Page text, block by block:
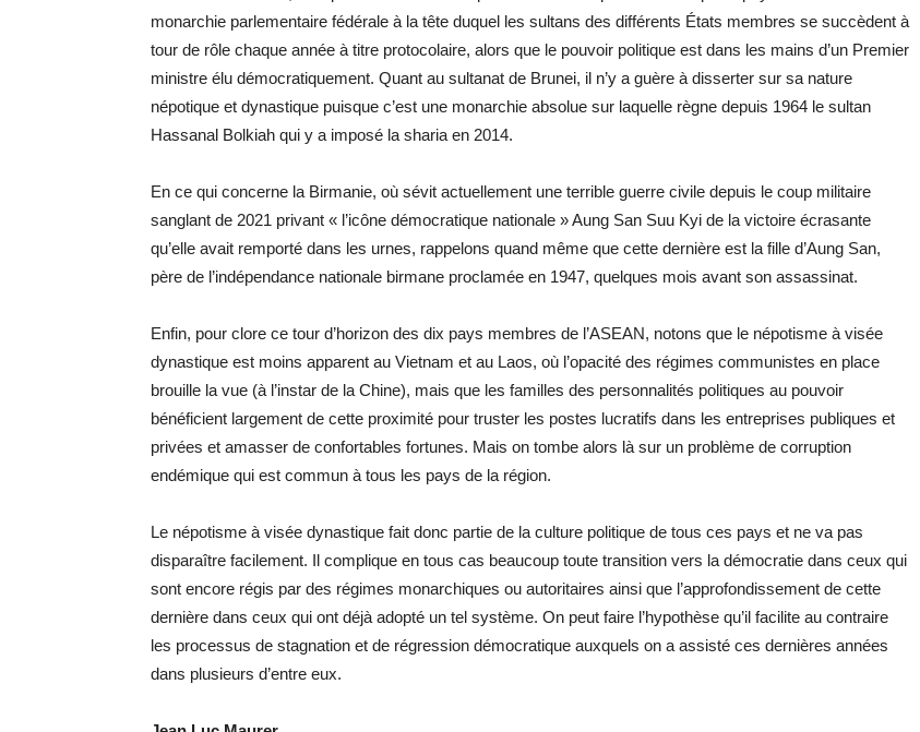
monarchie parlementaire fédérale à la tête duquel les sultans des différents États membres se succèdent à
tour de rôle chaque année à titre protocolaire, alors que le pouvoir politique est dans les mains d’un Premier
ministre élu démocratiquement. Quant au sultanat de Brunei, il n’y a guère à disserter sur sa nature
népotique et dynastique puisque c’est une monarchie absolue sur laquelle règne depuis 1964 le sultan
Hassanal Bolkiah qui y a imposé la sharia en 2014.
En ce qui concerne la Birmanie, où sévit actuellement une terrible guerre civile depuis le coup militaire
sanglant de 2021 privant « l’icône démocratique nationale » Aung San Suu Kyi de la victoire écrasante
qu’elle avait remporté dans les urnes, rappelons quand même que cette dernière est la fille d’Aung San,
père de l’indépendance nationale birmane proclamée en 1947, quelques mois avant son assassinat.
Enfin, pour clore ce tour d’horizon des dix pays membres de l’ASEAN, notons que le népotisme à visée
dynastique est moins apparent au Vietnam et au Laos, où l’opacité des régimes communistes en place
brouille la vue (à l’instar de la Chine), mais que les familles des personnalités politiques au pouvoir
bénéficient largement de cette proximité pour truster les postes lucratifs dans les entreprises publiques et
privées et amasser de confortables fortunes. Mais on tombe alors là sur un problème de corruption
endémique qui est commun à tous les pays de la région.
Le népotisme à visée dynastique fait donc partie de la culture politique de tous ces pays et ne va pas
disparaître facilement. Il complique en tous cas beaucoup toute transition vers la démocratie dans ceux qui
sont encore régis par des régimes monarchiques ou autoritaires ainsi que l’approfondissement de cette
dernière dans ceux qui ont déjà adopté un tel système. On peut faire l’hypothèse qu’il facilite au contraire
les processus de stagnation et de régression démocratique auxquels on a assisté ces dernières années
dans plusieurs d’entre eux.